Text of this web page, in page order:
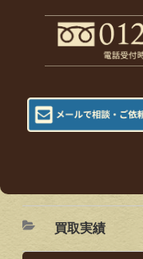
買取実績